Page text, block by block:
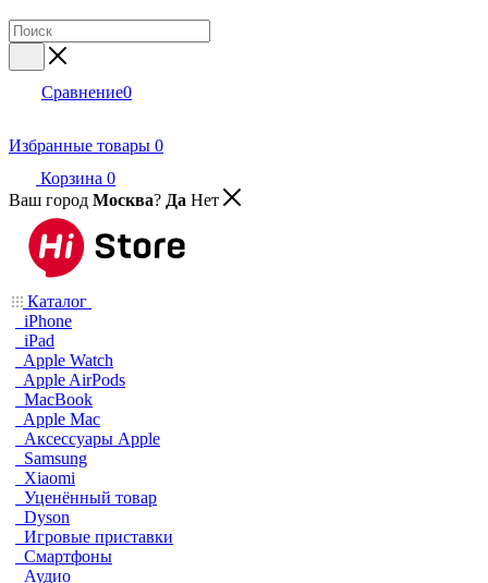
Сравнение0
Избранные товары 0
Корзина 0
Ваш город Москва? Да Нет
Каталог
iPhone
iPad
Apple Watch
Apple AirPods
MacBook
Apple Mac
Аксессуары Apple
Samsung
Xiaomi
Уценённый товар
Dyson
Игровые приставки
Смартфоны
Аудио